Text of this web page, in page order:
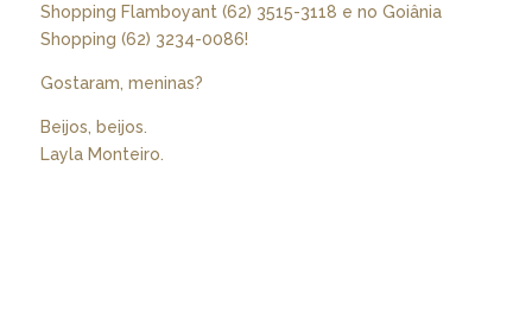
Shopping Flamboyant (62) 3515-3118 e no Goiânia
Shopping (62) 3234-0086!
Gostaram, meninas?
Beijos, beijos.
Layla Monteiro.